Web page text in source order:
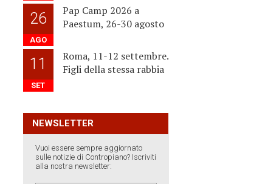
26
AGO
Pap Camp 2026 a
Paestum, 26-30 agosto
11
SET
Roma, 11-12 settembre.
Figli della stessa rabbia
NEWSLETTER
Vuoi essere sempre aggiornato
sulle notizie di Contropiano? Iscriviti
alla nostra newsletter: